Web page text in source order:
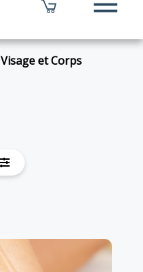
Visage et Corps